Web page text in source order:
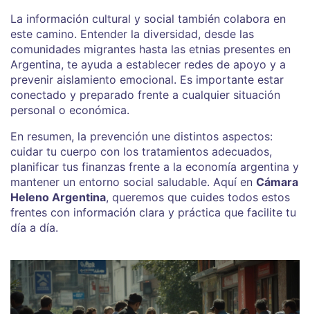
La información cultural y social también colabora en
este camino. Entender la diversidad, desde las
comunidades migrantes hasta las etnias presentes en
Argentina, te ayuda a establecer redes de apoyo y a
prevenir aislamiento emocional. Es importante estar
conectado y preparado frente a cualquier situación
personal o económica.
En resumen, la prevención une distintos aspectos:
cuidar tu cuerpo con los tratamientos adecuados,
planificar tus finanzas frente a la economía argentina y
mantener un entorno social saludable. Aquí en Cámara
Heleno Argentina, queremos que cuides todos estos
frentes con información clara y práctica que facilite tu
día a día.